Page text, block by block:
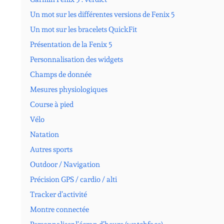
Un mot sur les différentes versions de Fenix 5
Un mot sur les bracelets QuickFit
Présentation de la Fenix 5
Personnalisation des widgets
Champs de donnée
Mesures physiologiques
Course à pied
Vélo
Natation
Autres sports
Outdoor / Navigation
Précision GPS / cardio / alti
Tracker d’activité
Montre connectée